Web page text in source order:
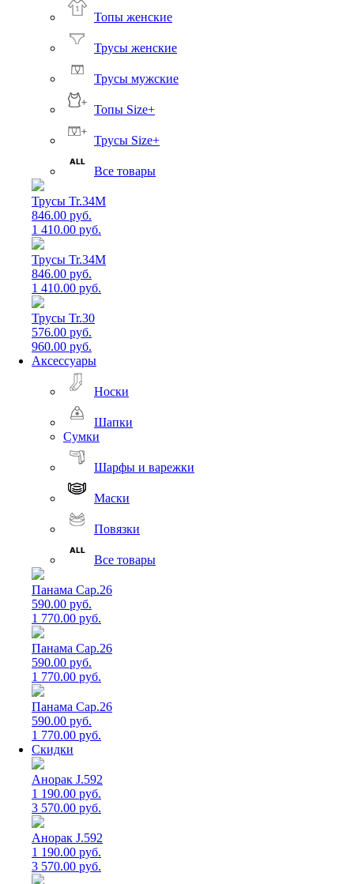
Топы женские
Трусы женские
Трусы мужские
Топы Size+
Трусы Size+
Все товары
Трусы Tr.34M
846.00 руб.
1 410.00 руб.
Трусы Tr.34M
846.00 руб.
1 410.00 руб.
Трусы Tr.30
576.00 руб.
960.00 руб.
Аксессуары
Носки
Шапки
Сумки
Шарфы и варежки
Маски
Повязки
Все товары
Панама Cap.26
590.00 руб.
1 770.00 руб.
Панама Cap.26
590.00 руб.
1 770.00 руб.
Панама Cap.26
590.00 руб.
1 770.00 руб.
Скидки
Анорак J.592
1 190.00 руб.
3 570.00 руб.
Анорак J.592
1 190.00 руб.
3 570.00 руб.